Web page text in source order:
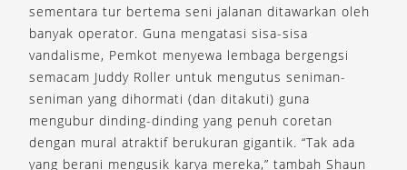
sementara tur bertema seni jalanan ditawarkan oleh
banyak operator. Guna mengatasi sisa-sisa
vandalisme, Pemkot menyewa lembaga bergengsi
semacam Juddy Roller untuk mengutus seniman-
seniman yang dihormati (dan ditakuti) guna
mengubur dinding-dinding yang penuh coretan
dengan mural atraktif berukuran gigantik. “Tak ada
yang berani mengusik karya mereka,” tambah Shaun